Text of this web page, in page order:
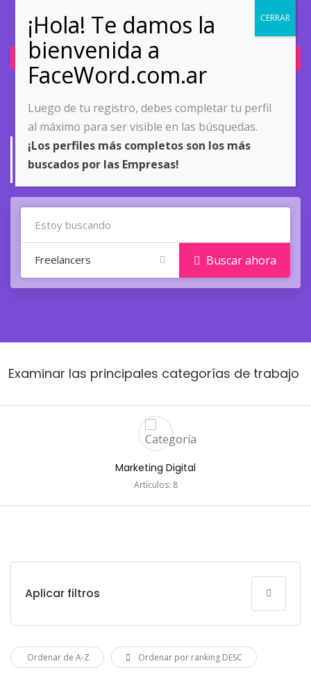
Ingresar
Buscar Freelancers
Buscar Freelancers
Freelancers Buscar ahora
Examinar las principales categorías de trabajo
Marketing Digital
Artículos: 8
Aplicar filtros
Ordenar de A-Z Ordenar por ranking DESC
Luego de tu registro, debes completar tu perfil
al máximo para ser visible en las búsquedas.
¡Los perfiles más completos son los más
buscados por las Empresas!